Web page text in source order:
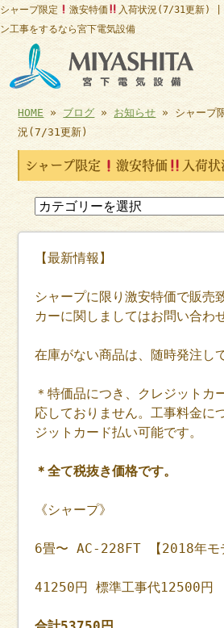
シャープ限定 激安特価
入荷状況(7/31更新) |
ン工事をするなら宮下電気設備
HOME » ブログ » お知らせ » シャープ
況(7/31更新)
シャープ限定 激安特価 入荷
【最新情報】
シャープに限り激安特価で販売
カーに関しましてはお問い合わ
在庫がない商品は、随時発注し
＊特価品につき、クレジットカ
応しておりません。工事料金に
ジットカード払い可能です。
＊全て税抜き価格です。
《シャープ》
6畳〜 AC-228FT 【2018年モ
41250円 標準工事代12500円